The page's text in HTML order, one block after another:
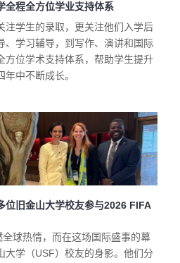
全程全方位学业支持体系
注学生的录取，更关注他们入学后
、学习辅导，到写作、演讲和国际
方位学术支持体系，帮助学生提升
中不断成长。
位旧金山大学校友参与2026 FIFA
球热情，而在这场国际盛事的幕
大学（USF）校友的身影。他们分